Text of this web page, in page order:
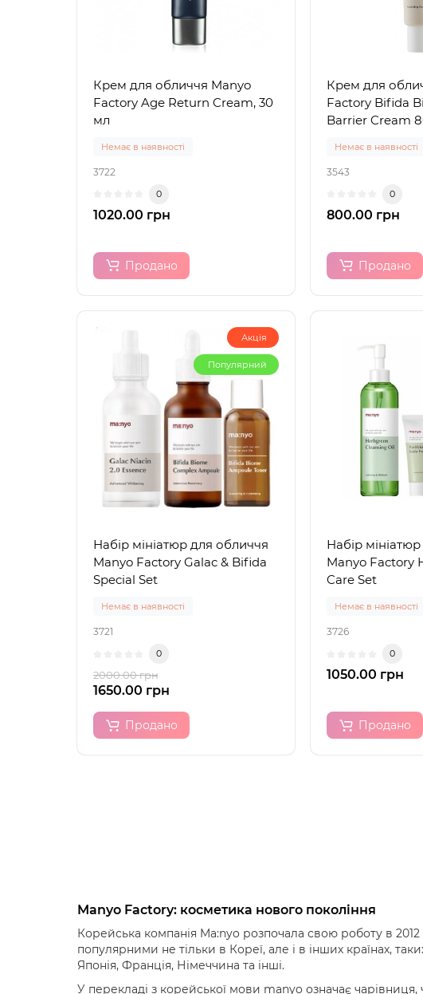
Крем для обличчя Manyo
Factory Age Return Cream, 30
мл
Немає в наявності
3722
0
1020.00 грн
Продано
Крем для
Factory Bifida
Barrier Cream
Немає в наявності
3543
0
800.00 грн
Продано
Акція
Популярний
Набір мініатюр для обличчя
Manyo Factory Galac & Bifida
Special Set
Немає в наявності
3721
0
2000.00 грн
1650.00 грн
Продано
Набір
Manyo Factory
Care Set
Немає в наявності
3726
0
1050.00 грн
Продано
Manyo Factory: косметика нового покоління
Корейська компанія Ma:nyo розпочала свою роботу в
популярними не тільки в Кореї, але і в інших країнах,
Японія, Франція, Німеччина та інші.
У перекладі з корейської мови manyo означає